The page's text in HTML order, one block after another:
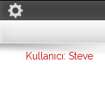
Kullanıcı: Steve